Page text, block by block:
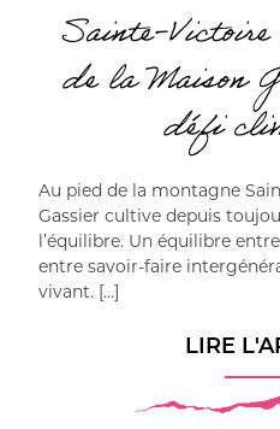
Sainte-Victoire
de la Maison
défi
Au pied de la montagne
Gassier cultive depuis
l’équilibre. Un équilibre
entre savoir-faire
vivant. […]
LIRE